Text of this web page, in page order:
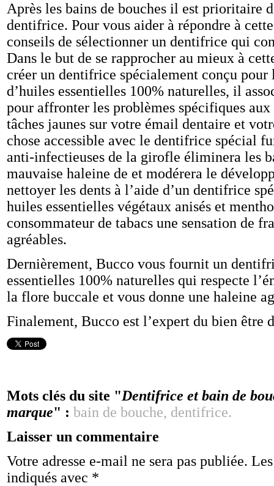
Après les bains de bouches il est prioritaire
dentifrice. Pour vous aider à répondre à
conseils de sélectionner un dentifrice qui
Dans le but de se rapprocher au mieux à
créer un dentifrice spécialement conçu pour
d’huiles essentielles 100% naturelles, il
pour affronter les problèmes spécifiques
tâches jaunes sur votre émail dentaire et
chose accessible avec le dentifrice spécial
anti-infectieuses de la girofle éliminera les
mauvaise haleine de et modérera le
nettoyer les dents à l’aide d’un dentifrice
huiles essentielles végétaux anisés et
consommateur de tabacs une sensation de
agréables.
Dernièrement, Bucco vous fournit un
essentielles 100% naturelles qui respecte
la flore buccale et vous donne une haleine
Finalement, Bucco est l’expert du bien être
Mots clés du site "Dentifrice et bain de
marque" : bain de bouche, dentifrice.
Laisser un commentaire
Votre adresse e-mail ne sera pas publiée.
indiqués avec *